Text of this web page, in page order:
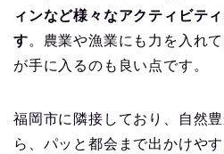
ィンなど様々なアクティビテ
す。農業や漁業にも力を入れ
が手に入るのも良い点です。
福岡市に隣接しており、自然
ら、パッと都会まで出かけや